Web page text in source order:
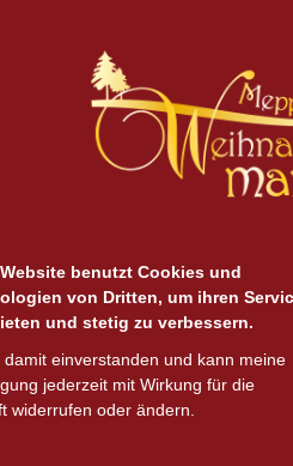
um vor Ort den
Verzögerung.
die Möglichkeit
der maximal möglichen
bitten wir um Verständnis.
und nur von Lehrern
einem Besuch des
Rabatt auf das
benutzt Cookies und
von Dritten, um ihren
und stetig zu verbessern.
damit einverstanden und kann meine
jederzeit mit Wirkung für die
widerrufen oder ändern.